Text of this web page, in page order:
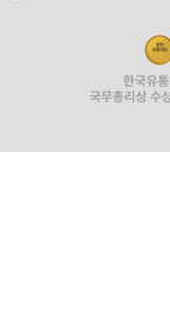
?
?